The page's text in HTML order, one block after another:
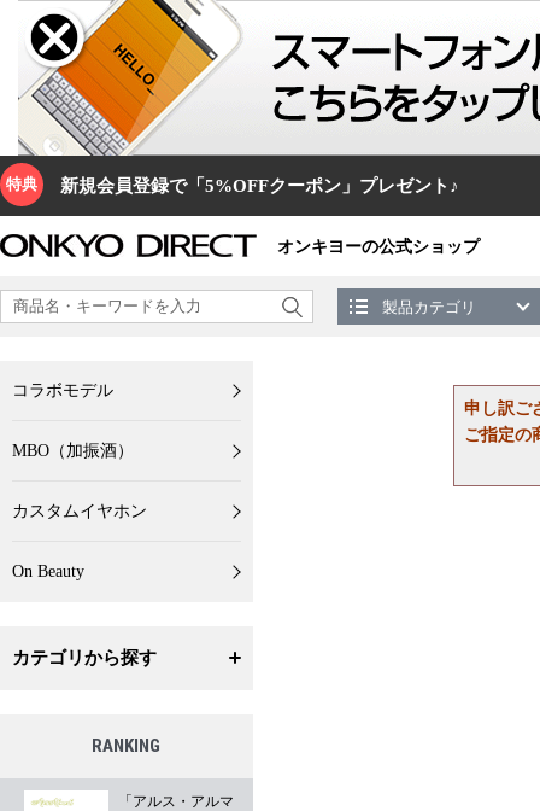
特典 新規会員登録で「5%OFFクーポン」プレゼント♪
オンキヨーの公式ショップ
製品カテゴリ
申し訳ご
ご指定の
コラボモデル
MBO（加振酒）
カスタムイヤホン
On Beauty
カテゴリから探す
RANKING
「アルス・アルマ